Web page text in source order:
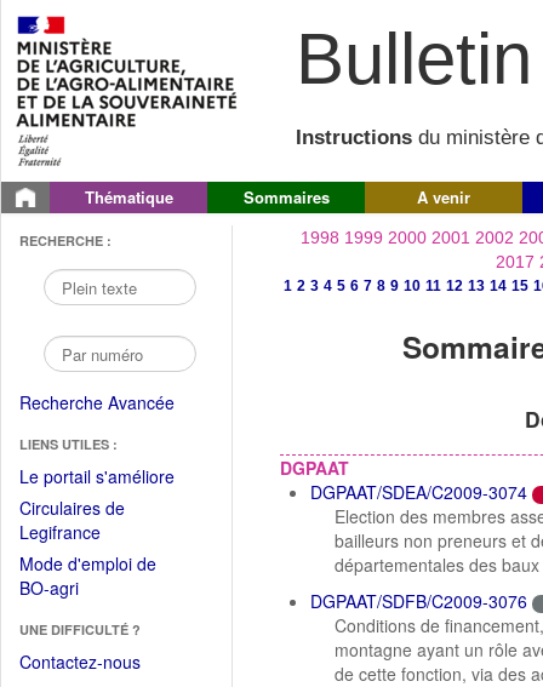
Instructions du ministère
Thématique Sommaires A venir
RECHERCHE :
Recherche Avancée
LIENS UTILES :
Le portail s'améliore(Fichier
Circulaires de
Legifrance(Ouvrir
dans
une
fenêtre)
Mode d'emploi de
BO-agri(Ouvrir
une
nouvelle
UNE DIFFICULTÉ ?
Contactez-nous
1998 1999 2000 2001 2002
2017
1 2 3 4 5 6 7 8 9 10 11 12 13 14 15
DGPAAT
DGPAAT/SDEA/C2009-3074
Election des membres
bailleurs non preneurs et
départementales des
DGPAAT/SDFB/C2009-3076
Conditions de
montagne ayant un rôle
de cette fonction, via des